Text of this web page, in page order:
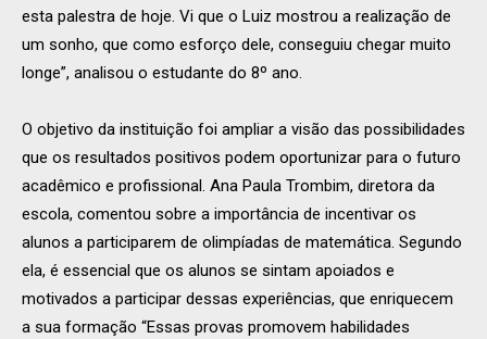
esta palestra de hoje. Vi que o Luiz mostrou a realização de
um sonho, que como esforço dele, conseguiu chegar muito
longe”, analisou o estudante do 8º ano.
O objetivo da instituição foi ampliar a visão das possibilidades
que os resultados positivos podem oportunizar para o futuro
acadêmico e profissional. Ana Paula Trombim, diretora da
escola, comentou sobre a importância de incentivar os
alunos a participarem de olimpíadas de matemática. Segundo
ela, é essencial que os alunos se sintam apoiados e
motivados a participar dessas experiências, que enriquecem
a sua formação “Essas provas promovem habilidades